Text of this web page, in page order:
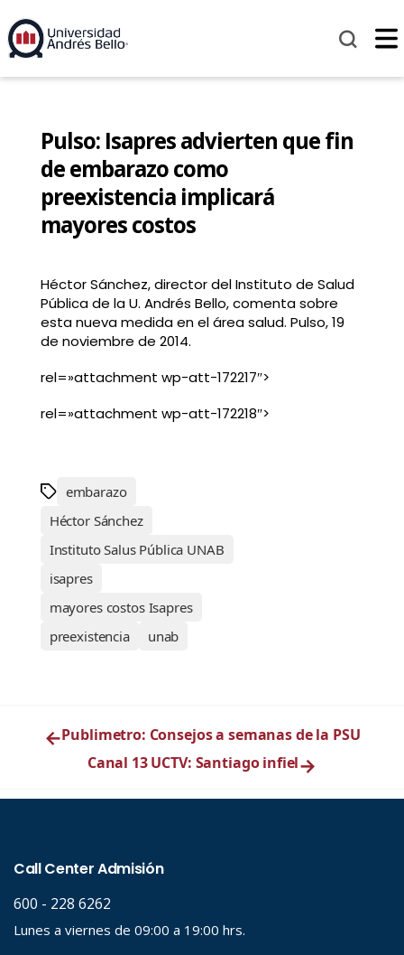
Pulso: Isapres advierten que fin
de embarazo como
preexistencia implicará
mayores costos
Héctor Sánchez, director del Instituto de Salud
Pública de la U. Andrés Bello, comenta sobre
esta nueva medida en el área salud. Pulso, 19
de noviembre de 2014.
rel=»attachment wp-att-172217″>
rel=»attachment wp-att-172218″>
embarazo
Héctor Sánchez
Instituto Salus Pública UNAB
isapres
mayores costos Isapres
preexistencia
unab
←Publimetro: Consejos a semanas de la PSU
Canal 13 UCTV: Santiago infiel→